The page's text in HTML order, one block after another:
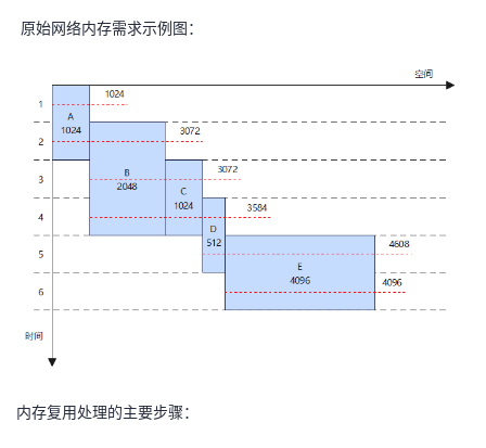
原始网络内存需求示例图：
内存复用处理的主要步骤：